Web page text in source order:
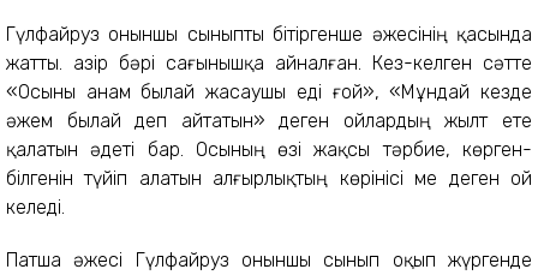
Гүлфайруз оныншы сыныпты бітіргенше әжесінің қасында
жатты. Қазір бәрі сағынышқа айналған. Кез-келген сәтте
«Осыны анам былай жасаушы еді ғой», «Мұндай кезде
әжем былай деп айтатын» деген ойлардың жылт ете
қалатын әдеті бар. Осының өзі жақсы тәрбие, көрген-
білгенін түйіп алатын алғырлықтың көрінісі ме деген ой
келеді.
Патша әжесі Гүлфайруз оныншы сынып оқып жүргенде